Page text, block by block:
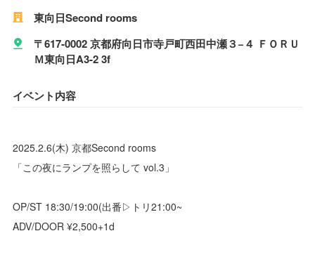
東向日Second rooms
〒617-0002 京都府向日市寺戸町西田中瀬３−４ ＦＯＲＵ
Ｍ東向日A3-2 3f
イベント内容
2025.2.6(木) 京都Second rooms
「この夜にランプを照らして vol.3」
OP/ST 18:30/19:00(出番▷トリ21:00~
ADV/DOOR ¥2,500+1d